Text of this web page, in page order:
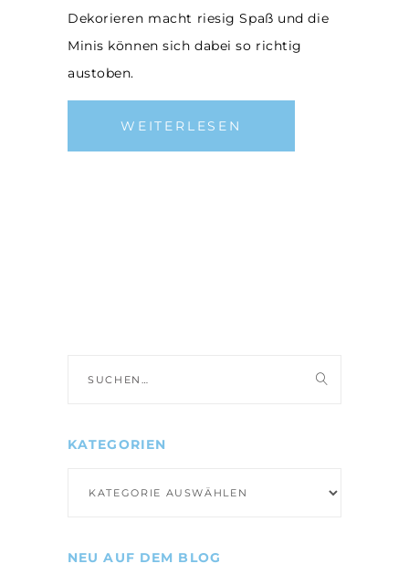
Dekorieren macht riesig Spaß und die
Minis können sich dabei so richtig
austoben.
WEITERLESEN
nach:
KATEGORIEN
NEU AUF DEM BLOG